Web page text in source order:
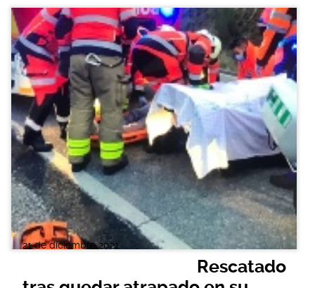
21 de diciembre 2021
Rescatado